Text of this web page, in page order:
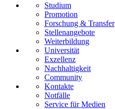
Studium
Promotion
Forschung & Transfer
Stellenangebote
Weiterbildung
Universität
Exzellenz
Nachhaltigkeit
Community
Kontakte
Notfälle
Service für Medien